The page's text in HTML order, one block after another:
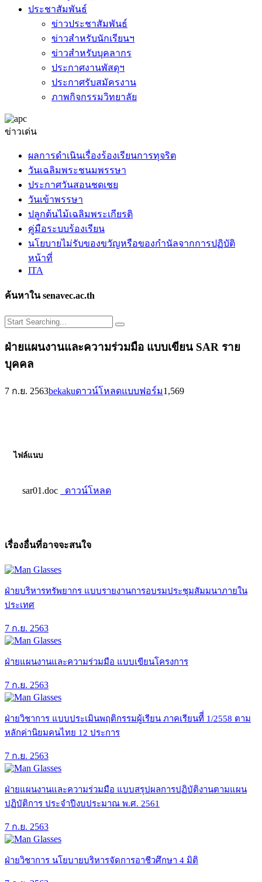
ประชาสัมพันธ์
ข่าวประชาสัมพันธ์
ข่าวสำหรับนักเรียนฯ
ข่าวสำหรับบุคลากร
ประกาศงานพัสดุฯ
ประกาศรับสมัครงาน
ภาพกิจกรรมวิทยาลัย
ข่าวเด่น
ผลการดำเนินเรื่องร้องเรียนการทุจริต
วันเฉลิมพระชนมพรรษา
ประกาศวันสอนชดเชย
วันเข้าพรรษา
ปลูกต้นไม้เฉลิมพระเกียรติ
คู่มือระบบร้องเรียน
นโยบายไม่รับของขวัญหรือของกำนัลจากการปฏิบัติ
หน้าที่
ITA
ค้นหาใน senavec.ac.th
ฝ่ายแผนงานและความร่วมมือ แบบเขียน SAR ราย
บุคคล
7 ก.ย. 2563bekakuดาวน์โหลดแบบฟอร์ม1,569
ไฟล์แนบ
sar01.doc ดาวน์โหลด
เรื่องอื่นที่อาจจะสนใจ
ฝ่ายบริหารทรัพยากร แบบรายงานการอบรมประชุมสัมมนาภายใน
ประเทศ
7 ก.ย. 2563
ฝ่ายแผนงานและความร่วมมือ แบบเขียนโครงการ
7 ก.ย. 2563
ฝ่ายวิชาการ แบบประเมินพฤติกรรมผู้เรียน ภาคเรียนทีี่ 1/2558 ตาม
หลักค่านิยมคนไทย 12 ประการ
7 ก.ย. 2563
ฝ่ายแผนงานและความร่วมมือ แบบสรุปผลการปฏิบัติงานตามแผน
ปฏิบัติการ ประจำปีงบประมาณ พ.ศ. 2561
7 ก.ย. 2563
ฝ่ายวิชาการ นโยบายบริหารจัดการอาชีวศึกษา 4 มิติ